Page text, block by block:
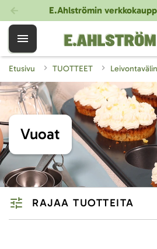
E.Ahlströmin
Etusivu TUOTTEET
Vuoat
RAJAA TUOTTEITA